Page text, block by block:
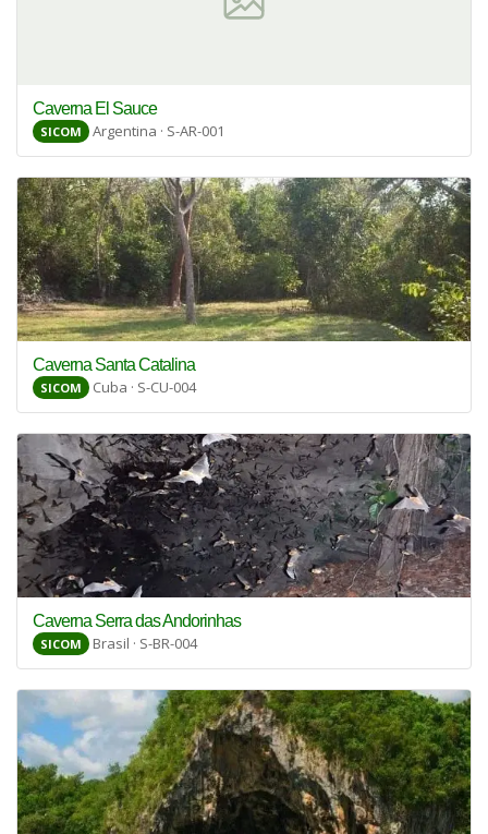
Caverna El Sauce
SICOM Argentina · S-AR-001
Caverna Santa Catalina
SICOM Cuba · S-CU-004
Caverna Serra das Andorinhas
SICOM Brasil · S-BR-004